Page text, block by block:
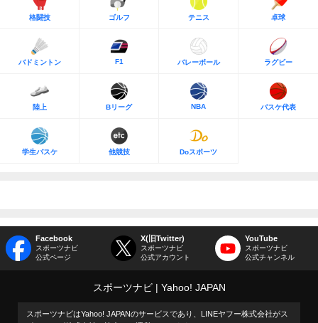
格闘技 ゴルフ テニス 卓球
バドミントン F1 バレーボール ラグビー
陸上 Bリーグ NBA バスケ代表
学生バスケ 他競技 Doスポーツ
Facebook
スポーツナビ
公式ページ
X(旧Twitter)
スポーツナビ
公式アカウント
YouTube
スポーツナビ
公式チャンネル
スポーツナビ Yahoo! JAPAN
スポーツナビはYahoo! JAPANのサービスであり、LINEヤフー株式会社がス